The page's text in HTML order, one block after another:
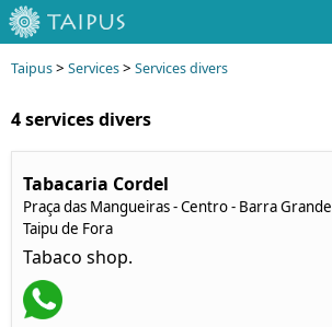
Taipus> Services> Services divers
4 services divers
Tabacaria Cordel
Praça das Mangueiras - Centro - Barra Grande
Taipu de Fora
Tabaco shop.